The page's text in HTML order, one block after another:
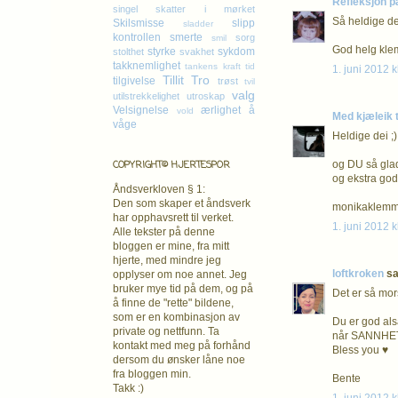
Så heldige
God helg
1. juni 2012
Med kjæleik
Heldige dei ;)
og DU så
og ekstra
1. juni 2012
loftkroken
Det er så
Du er god
når
Bless you ♥
Bente
singel skatter i mørket
Skilsmisse sladder
slipp
kontrollen
smerte smil
sorg
stolthet styrke svakhet sykdom
takknemlighet tankens kraft tid
tilgivelse Tillit Tro trøst tvil
utilstrekkelighet utroskap valg
Velsignelse vold ærlighet
å
våge
COPYRIGHT© HJERTESPOR
Åndsverkloven § 1:
Den som skaper et åndsverk
har opphavsretttil verket.
Alle tekster på denne
bloggen er mine, fra mitt
hjerte, med mindre jeg
opplyser om noe annet. Jeg
bruker mye tid på dem, og på
å finne de "rette" bildene,
som er en kombinasjon av
private og nettfunn. Ta
kontakt med meg på forhånd
dersom du ønsker låne noe
fra bloggen min.
Takk :)